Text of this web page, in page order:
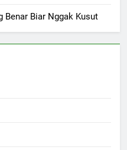
Benar Biar Nggak Kusut